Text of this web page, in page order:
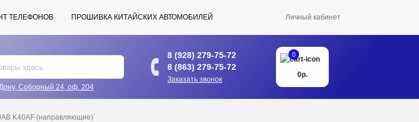
ТЕЛЕФОНОВ ПРОШИВКА КИТАЙСКИХ АВТОМОБИЛЕЙ Личный кабинет
Дону, Соборный 24, оф. 204
8 (928) 279-75-72
8 (863) 279-75-72
Заказать звонок
0
0р.
K40AF (направляющие)`